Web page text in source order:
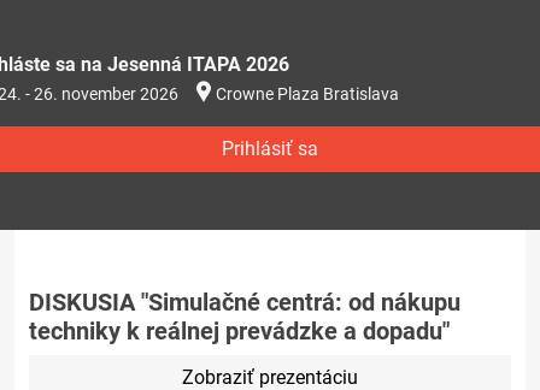
sa na Jesenná ITAPA 2026
- 26. november 2026 Crowne Plaza Bratislava
Prihlásiť sa
DISKUSIA "Simulačné centrá: od nákupu
techniky k reálnej prevádzke a dopadu"
Zobraziť prezentáciu